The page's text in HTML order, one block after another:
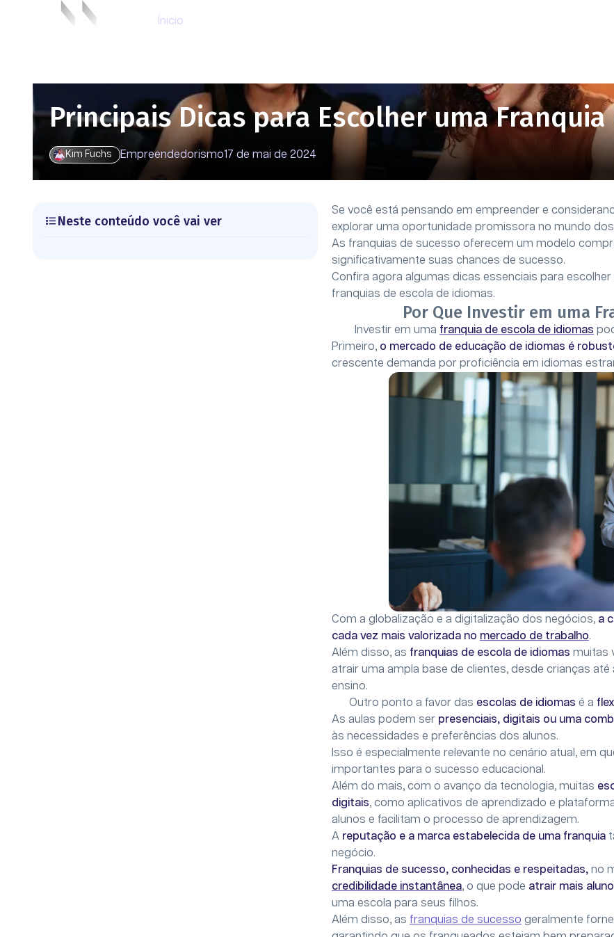
Ínicio
Principais Dicas para Escolher uma
Kim Fuchs Empreendedorismo17 de mai de 2024
Neste conteúdo você vai ver
Se você está pensando em empreender e
explorar uma oportunidade promissora no mundo dos
As franquias de sucesso oferecem um modelo
significativamente suas chances de sucesso.
Confira agora algumas dicas essenciais para
franquias de escola de idiomas.
Por Que Investir em uma
Investir em uma franquia de escola de idiomas
Primeiro, o mercado de educação de idiomas é
crescente demanda por proficiência em idiomas
Com a globalização e a digitalização dos negócios, a
cada vez mais valorizada no mercado de trabalho.
Além disso, as franquias de escola de idiomas muitas
atrair uma ampla base de clientes, desde crianças
ensino.
Outro ponto a favor das escolas de idiomas é a
As aulas podem ser presenciais, digitais ou uma
às necessidades e preferências dos alunos.
Isso é especialmente relevante no cenário atual, em
importantes para o sucesso educacional.
Além do mais, com o avanço da tecnologia, muitas
digitais, como aplicativos de aprendizado e
alunos e facilitam o processo de aprendizagem.
A reputação e a marca estabelecida de uma franquia
negócio.
Franquias de sucesso, conhecidas e respeitadas, no
credibilidade instantânea, o que pode atrair mais
uma escola para seus filhos.
Além disso, as franquias de sucesso geralmente